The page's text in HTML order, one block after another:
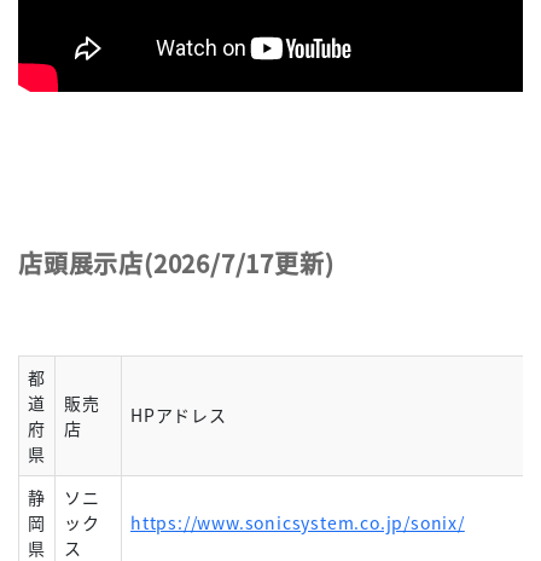
店頭展示店(2026/7/17更新)
都
道
府
県
販売
店
HPアドレス
静
岡
県
ソニ
ック
ス
https://www.sonicsystem.co.jp/sonix/